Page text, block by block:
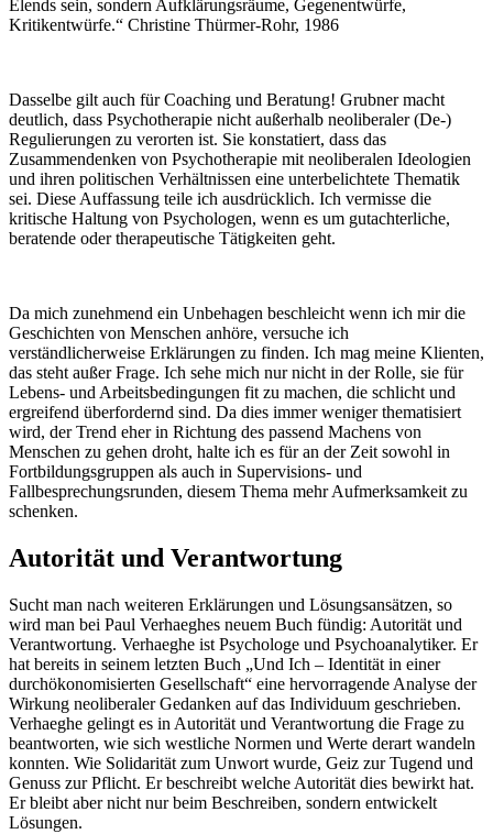
Elends sein, sondern Aufklärungsräume, Gegenentwürfe,
Kritikentwürfe.“ Christine Thürmer-Rohr, 1986
Dasselbe gilt auch für Coaching und Beratung! Grubner macht
deutlich, dass Psychotherapie nicht außerhalb neoliberaler (De-)
Regulierungen zu verorten ist. Sie konstatiert, dass das
Zusammendenken von Psychotherapie mit neoliberalen Ideologien
und ihren politischen Verhältnissen eine unterbelichtete Thematik
sei. Diese Auffassung teile ich ausdrücklich. Ich vermisse die
kritische Haltung von Psychologen, wenn es um gutachterliche,
beratende oder therapeutische Tätigkeiten geht.
Da mich zunehmend ein Unbehagen beschleicht wenn ich mir die
Geschichten von Menschen anhöre, versuche ich
verständlicherweise Erklärungen zu finden. Ich mag meine Klienten,
das steht außer Frage. Ich sehe mich nur nicht in der Rolle, sie für
Lebens- und Arbeitsbedingungen fit zu machen, die schlicht und
ergreifend überfordernd sind. Da dies immer weniger thematisiert
wird, der Trend eher in Richtung des passend Machens von
Menschen zu gehen droht, halte ich es für an der Zeit sowohl in
Fortbildungsgruppen als auch in Supervisions- und
Fallbesprechungsrunden, diesem Thema mehr Aufmerksamkeit zu
schenken.
Autorität und Verantwortung
Sucht man nach weiteren Erklärungen und Lösungsansätzen, so
wird man bei Paul Verhaeghes neuem Buch fündig: Autorität und
Verantwortung. Verhaeghe ist Psychologe und Psychoanalytiker. Er
hat bereits in seinem letzten Buch „Und Ich – Identität in einer
durchökonomisierten Gesellschaft“ eine hervorragende Analyse der
Wirkung neoliberaler Gedanken auf das Individuum geschrieben.
Verhaeghe gelingt es in Autorität und Verantwortung die Frage zu
beantworten, wie sich westliche Normen und Werte derart wandeln
konnten. Wie Solidarität zum Unwort wurde, Geiz zur Tugend und
Genuss zur Pflicht. Er beschreibt welche Autorität dies bewirkt hat.
Er bleibt aber nicht nur beim Beschreiben, sondern entwickelt
Lösungen.